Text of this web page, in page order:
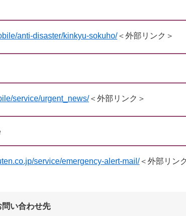
anti-disaster/kinkyu-sokuho/＜外部リンク＞
service/urgent_news/＜外部リンク＞
service/emergency-alert-mail/＜外部リン
い合わせ先